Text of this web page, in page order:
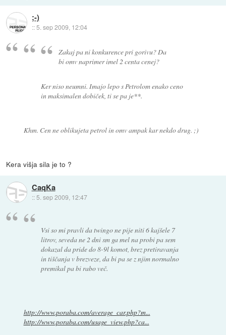
;-)
::5. sep 2009, 12:04
Zakaj pa ni konkurence pri gorivu? Da
bi omv naprimer imel 2 centa cenej?
Ker niso neumni. Imajo lepo s Petrolom enako ceno
in maksimalen dobiček, ti se pa je**.
Khm. Cen ne oblikujeta petrol in omv ampak kar nekdo drug. ;)
Kera višja sila je to ?
CaqKa
:: 5. sep 2009, 12:47
Vsi so mi pravli da twingo ne pije niti 6 kajšele 7
litrov, seveda ne 2 dni sm ga mel na probi pa sem
dokazal da pride do 8-9l komot, brez pretiravanja
in tiščanja v brezveze, da bi pa se z njim normalno
premikal pa bi rabo več.
http://www.poraba.com/average_car.php?m...
http://www.poraba.com/usage_view.php?ca...